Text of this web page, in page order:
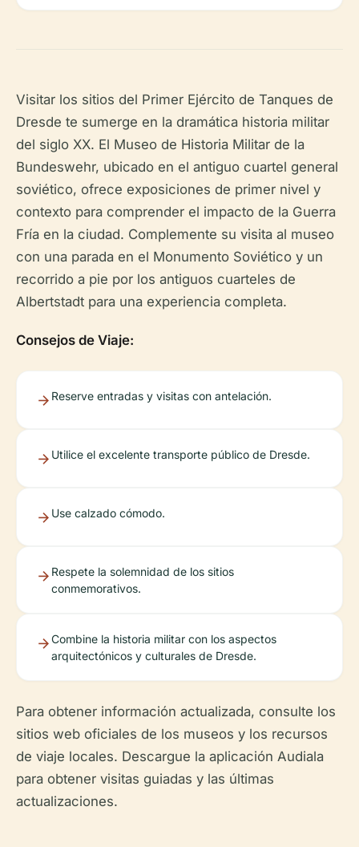
Visitar los sitios del Primer Ejército de Tanques de
Dresde te sumerge en la dramática historia militar
del siglo XX. El Museo de Historia Militar de la
Bundeswehr, ubicado en el antiguo cuartel general
soviético, ofrece exposiciones de primer nivel y
contexto para comprender el impacto de la Guerra
Fría en la ciudad. Complemente su visita al museo
con una parada en el Monumento Soviético y un
recorrido a pie por los antiguos cuarteles de
Albertstadt para una experiencia completa.
Consejos de Viaje:
Reserve entradas y visitas con antelación.
Utilice el excelente transporte público de Dresde.
Use calzado cómodo.
Respete la solemnidad de los sitios
conmemorativos.
Combine la historia militar con los aspectos
arquitectónicos y culturales de Dresde.
Para obtener información actualizada, consulte los
sitios web oficiales de los museos y los recursos
de viaje locales. Descargue la aplicación Audiala
para obtener visitas guiadas y las últimas
actualizaciones.